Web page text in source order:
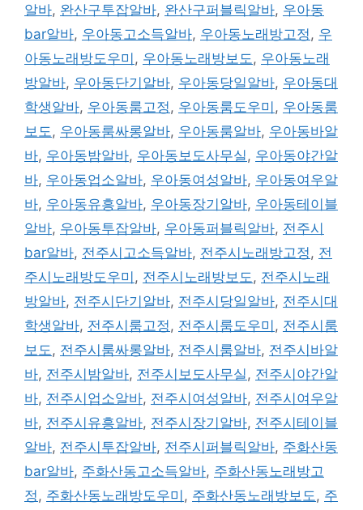
알바, 완산구투잡알바, 완산구퍼블릭알바, 우아동
bar알바, 우아동고소득알바, 우아동노래방고정 , 우
아동노래방도우미 , 우아동노래방보도 , 우아동노래
방알바, 우아동단기알바, 우아동당일알바, 우아동대
학생알바, 우아동룸고정 , 우아동룸도우미 , 우아동룸
보도 , 우아동룸싸롱알바, 우아동룸알바, 우아동바알
바, 우아동밤알바, 우아동보도사무실 , 우아동야간알
바, 우아동업소알바, 우아동여성알바, 우아동여우알
바, 우아동유흥알바, 우아동장기알바, 우아동테이블
알바, 우아동투잡알바, 우아동퍼블릭알바, 전주시
bar알바, 전주시고소득알바, 전주시노래방고정 , 전
주시노래방도우미 , 전주시노래방보도 , 전주시노래
방알바, 전주시단기알바, 전주시당일알바, 전주시대
학생알바, 전주시룸고정 , 전주시룸도우미 , 전주시룸
보도 , 전주시룸싸롱알바, 전주시룸알바, 전주시바알
바, 전주시밤알바, 전주시보도사무실 , 전주시야간알
바, 전주시업소알바, 전주시여성알바, 전주시여우알
바, 전주시유흥알바, 전주시장기알바, 전주시테이블
알바, 전주시투잡알바, 전주시퍼블릭알바, 주화산동
bar알바, 주화산동고소득알바, 주화산동노래방고
정 , 주화산동노래방도우미 , 주화산동노래방보도 , 주